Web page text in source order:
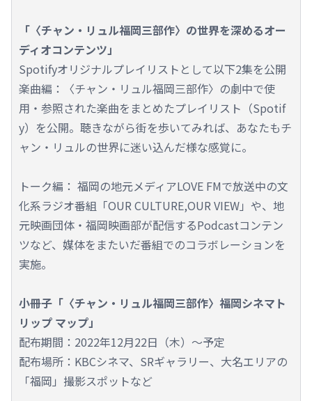
「〈チャン・リュル福岡三部作〉の世界を深めるオー
ディオコンテンツ」
Spotifyオリジナルプレイリストとして以下2集を公開
楽曲編：〈チャン・リュル福岡三部作〉の劇中で使
用・参照された楽曲をまとめたプレイリスト（Spotif
y）を公開。聴きながら街を歩いてみれば、あなたもチ
ャン・リュルの世界に迷い込んだ様な感覚に。
トーク編： 福岡の地元メディアLOVE FMで放送中の文
化系ラジオ番組「OUR CULTURE,OUR VIEW」や、地
元映画団体・福岡映画部が配信するPodcastコンテン
ツなど、媒体をまたいだ番組でのコラボレーションを
実施。
小冊子「〈チャン・リュル福岡三部作〉福岡シネマト
リップ マップ」
配布期間：2022年12月22日（木）～予定
配布場所：KBCシネマ、SRギャラリー、大名エリアの
「福岡」撮影スポットなど